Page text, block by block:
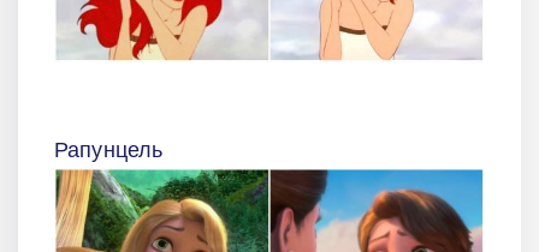
Рапунцель